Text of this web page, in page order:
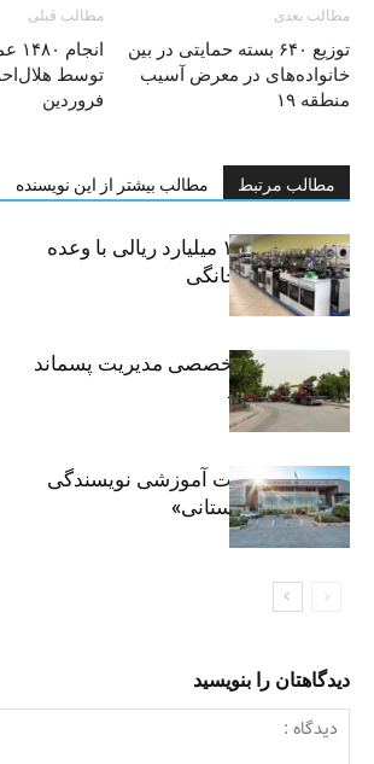
مطالب قبلی
توسط
فروردین
مطالب بعدی
توزیع ۶۴۰ بسته حمایتی در بین
خانواده‌های در معرض آسیب
منطقه ۱۹
مطالب مرتبط مطالب بیشتر از این نویسنده
کلاهبرداری ۱۰۰ میلیارد ریالی با وعده
فروش لوازم خانگی
اعزام ناوگان تخصصی مدیریت پسماند
تهران به مشهد
برگزاری جلسات آموزشی نویسندگی
«زندگی‌نامه داستانی»
دیدگاهتان را بنویسید